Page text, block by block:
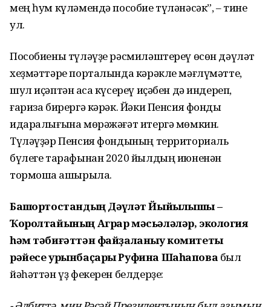
мең һум күләмендә пособие түләнәсәк”, – тине
ул.
Пособиены түләүҙе рәсмиләштереү өсөн дәүләт
хеҙмәттәре порталында кәрәкле мәғлүмәтте,
шул иҫәптән аҡса күсереү иҫәбен дә индереп,
ғариза бирергә кәрәк. Йәки Пенсия фонды
идаралығына мөрәжәғәт итергә мөмкин.
Түләүҙәр Пенсия фондының территориаль
бүлеге тарафынан 2020 йылдың июненән
тормошҡа ашырыла.
Башҡортостандың Дәүләт Йыйылышы –
Ҡоролтайының Аграр мәсьәләләр, экология
һәм тәбиғәттән файҙаланыу комитеты
рәйесе урынбаҫары Руфина Шаһапова был
йәһәттән үҙ фекерен белдерҙе: